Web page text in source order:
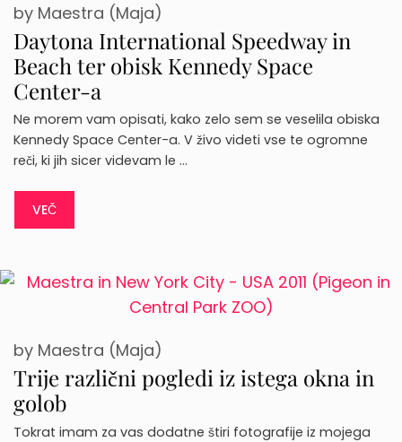
Daytona International Speedway in
Beach ter obisk Kennedy Space
Center-a
by Maestra (Maja)
Ne morem vam opisati, kako zelo sem se veselila obiska
Kennedy Space Center-a. V živo videti vse te ogromne
reči, ki jih sicer videvam le …
VEČ
Trije različni pogledi iz istega okna in
golob
by Maestra (Maja)
Tokrat imam za vas dodatne štiri fotografije iz mojega